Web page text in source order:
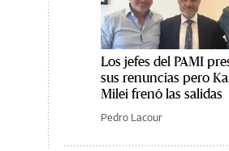
Los jefes del PAMI
sus renuncias pero
Milei frenó las salidas
Pedro Lacour